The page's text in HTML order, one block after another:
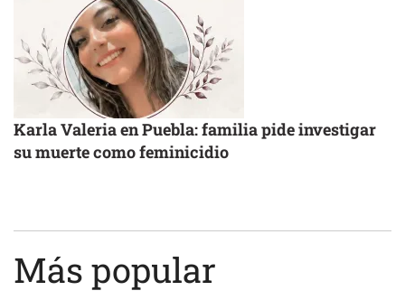
Karla Valeria en Puebla: familia pide investigar
su muerte como feminicidio
Más popular